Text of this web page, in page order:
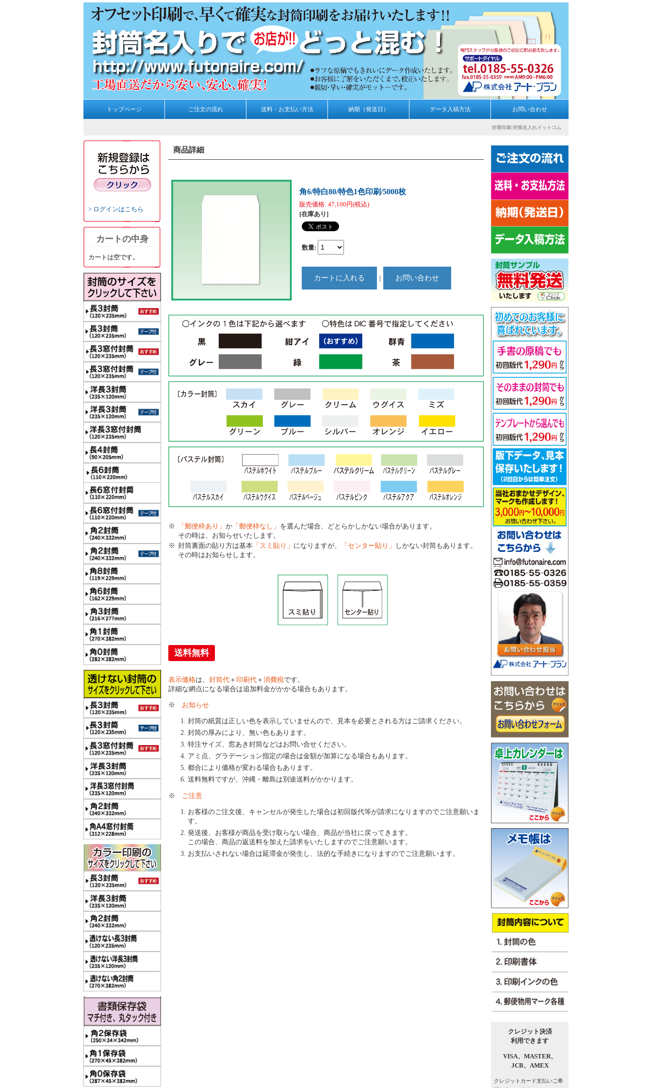
トップページ ご注文の流れ 送料・お支払い方法 納期（発送日） データ入稿方法 お問い合わせ
封筒印刷 封筒名入れドットコム
ログインはこちら
カートの中身
カートは空です。
商品詳細
角6/特白80/特色1色印刷/5000枚
販売価格: 47,100円(税込)
[在庫あり]
数量:
｜
「郵便枠あり」 か 「郵便枠なし」 を選んだ場合、どとらかしかない場合があります。
その時は、お知らせいたします。
封筒裏面の貼り方は基本 「スミ貼り」 になりますが、 「センター貼り」
しかない封筒もあります。
その時はお知らせします。
送料無料
表示価格は、 封筒代 ＋ 印刷代 ＋ 消費税です。
詳細な網点になる場合は追加料金がかかる場合もあります。
※ お知らせ
封筒の紙質は正しい色を表示していませんので、見本を必要とされる方はご請求ください。
封筒の厚みにより、無い色もあります。
特注サイズ、窓あき封筒などはお問い合せください。
アミ点、グラデーション指定の場合は金額が加算になる場合もあります。
都合により価格が変わる場合もあります。
送料無料ですが、沖縄・離島は別途送料がかかります。
※ ご注意
お客様のご注文後、キャンセルが発生した場合は初回版代等が請求になりますのでご注意願いま
す。
発送後、お客様が商品を受け取らない場合、商品が当社に戻ってきます。
この場合、商品の返送料を加えた請求をいたしますのでご注意願います。
お支払いされない場合は延滞金が発生し、法的な手続きになりますのでご注意願います。
クレジット決済
利用できます
VISA、 MASTER、
JCB、 AMEX
クレジットカード支払いご希